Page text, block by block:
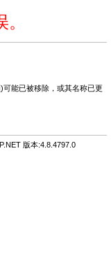
能已被移除，或其名称已更
版本:4.8.4797.0